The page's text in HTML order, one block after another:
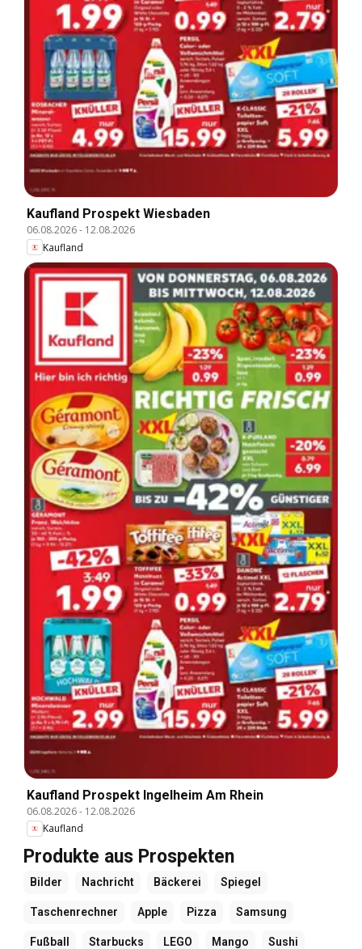
Kaufland Prospekt Wiesbaden
06.08.2026- 12.08.2026
Kaufland
Kaufland Prospekt Ingelheim Am Rhein
06.08.2026- 12.08.2026
Kaufland
Produkte aus Prospekten
Bilder Nachricht Bäckerei Spiegel
Taschenrechner Apple Pizza Samsung
Fußball Starbucks LEGO Mango Sushi